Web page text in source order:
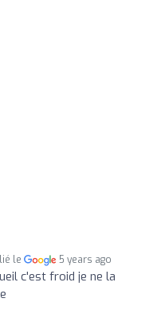
le 5 years ago
c'est froid je ne la